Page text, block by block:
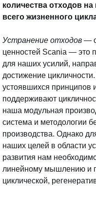
количества отходов
всего жизненного
Устранение отходов —
ценностей Scania — это
для наших усилий,
достижение
устоявшихся принципов
поддерживают
наша модульная
система и методологии
производства. Однако
наших целей в области
развития нам
линейному мышлению и
циклической,